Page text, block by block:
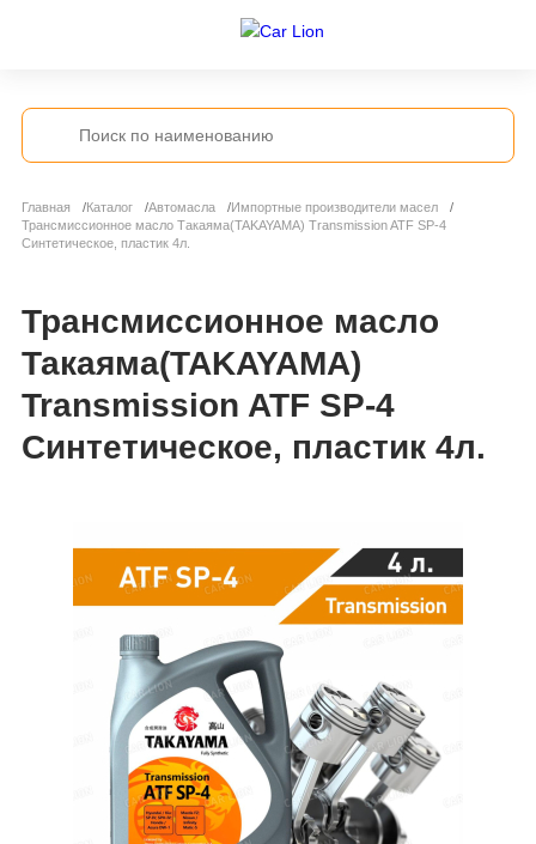
Главная Каталог Автомасла
Импортные производители масел
Трансмиссионное масло Такаяма(TAKAYAMA) Transmission ATF SP-4
Синтетическое, пластик 4л.
Трансмиссионное масло
Такаяма(TAKAYAMA)
Transmission ATF SP-4
Синтетическое, пластик 4л.